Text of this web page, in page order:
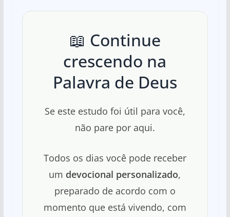
📖 Continue
crescendo na
Palavra de Deus
Se este estudo foi útil para você,
não pare por aqui.
Todos os dias você pode receber
um devocional personalizado,
preparado de acordo com o
momento que está vivendo, com